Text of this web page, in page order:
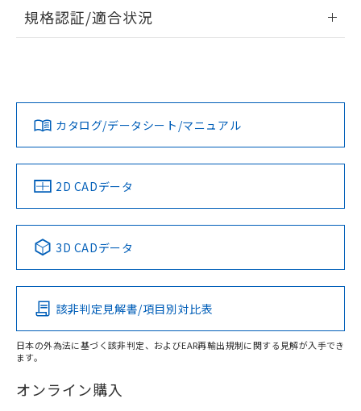
ログイン/会員登録
ダウンロードデータをご利用いただく前に、以下を必ずお読
みください。
ソフトウェアの使用条件
EU RoHS 注意事項・凡例
対応済み
中国 RoHS 注意事項・凡例
Pb Hg Cd Cr(VI)
O
在庫等で未対応品が混在する可能性があります。
規格認証/適合状況
カタログ/データシート/マニュアル
2D CADデータ
3D CADデータ
該非判定見解書/項目別対比表
日本の外為法に基づく該非判定、およびEAR再輸出規制に関する見解が入手でき
ます。
オンライン購入